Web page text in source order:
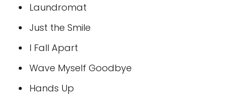
Laundromat
Just the Smile
I Fall Apart
Wave Myself Goodbye
Hands Up